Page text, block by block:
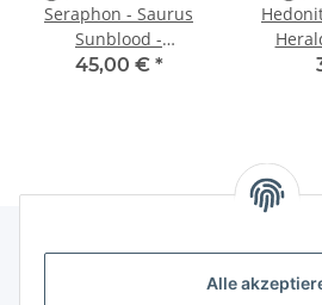
Alle
Seraphon - Saurus
Sunblood -
Originalverpackt / Neu
45,00 € *
Gesetzliche Informationen